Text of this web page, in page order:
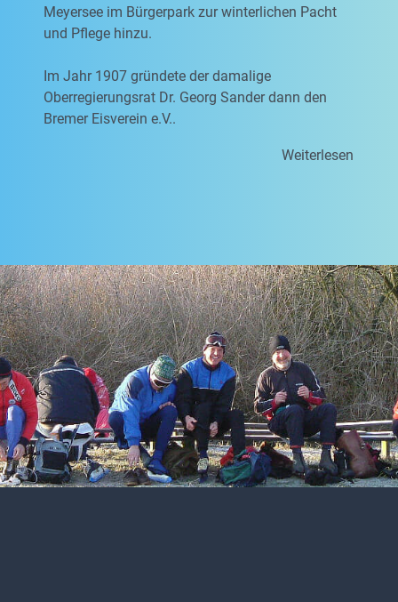
Meyersee im Bürgerpark zur winterlichen Pacht
und Pflege hinzu.
Im Jahr 1907 gründete der damalige
Oberregierungsrat Dr. Georg Sander dann den
Bremer Eisverein e.V..
Weiterlesen